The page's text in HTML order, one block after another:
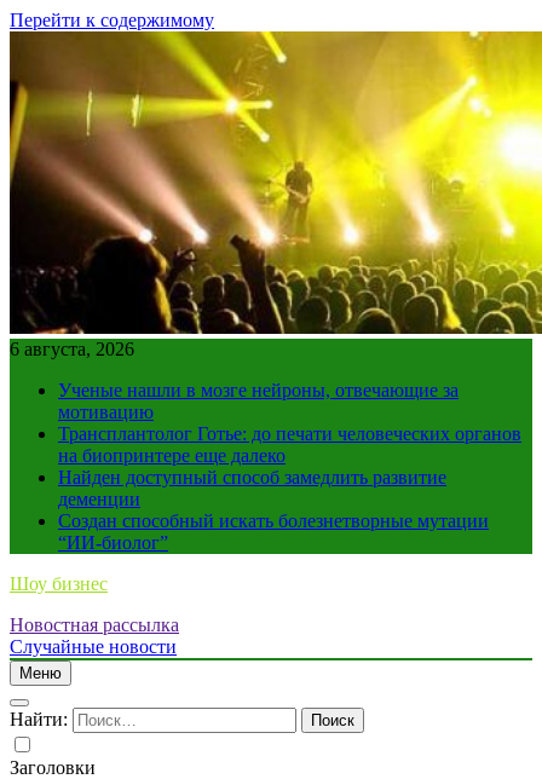
Перейти к содержимому
6 августа, 2026
Ученые нашли в мозге нейроны, отвечающие за
мотивацию
Трансплантолог Готье: до печати человеческих органов
на биопринтере еще далеко
Найден доступный способ замедлить развитие
деменции
Создан способный искать болезнетворные мутации
“ИИ-биолог”
Шоу бизнес
Новостная рассылка
Случайные новости
Меню
Найти:
Заголовки